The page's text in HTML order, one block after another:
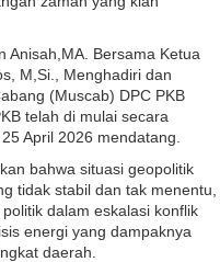
Anisah,MA. Bersama Ketua
M,Si., Menghadiri dan
(Muscab) DPC PKB
telah di mulai secara
April 2026 mendatang.
bahwa situasi geopolitik
tidak stabil dan tak menentu,
dalam eskalasi konflik
energi yang dampaknya
daerah.